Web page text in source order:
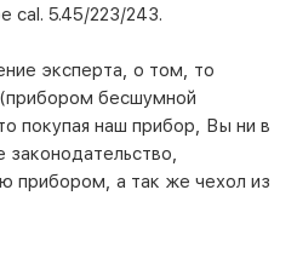
cal. 5.45/223/243.
эксперта, о том, то
бесшумной
покупая наш прибор, Вы ни в
прибором, а так же чехол из